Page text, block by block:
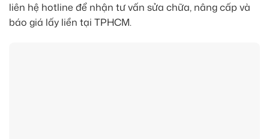
liên hệ hotline để nhận tư vấn sửa chữa, nâng cấp và
báo giá lấy liền tại TPHCM.